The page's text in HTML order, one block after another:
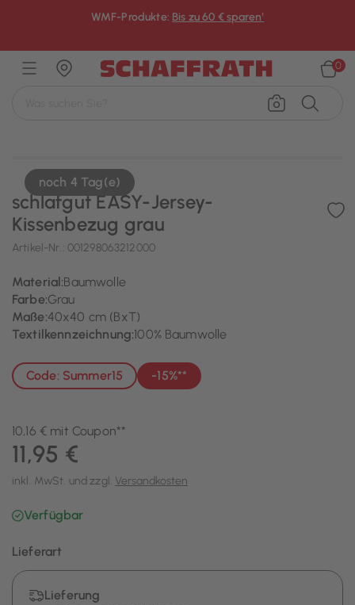
WMF-Produkte: Bis zu 60 € sparen¹
0
noch 4 Tag(e)
schlafgut EASY-Jersey-
Kissenbezug grau
Artikel-Nr.: 001298063212000
Material:Baumwolle
Farbe:Grau
Maße:40x40 cm (BxT)
Textilkennzeichnung:100% Baumwolle
Code: Summer15 -15%**
10,16 € mit Coupon**
11,95 €
inkl. MwSt. und zzgl. Versandkosten
Verfügbar
Lieferart
Lieferung